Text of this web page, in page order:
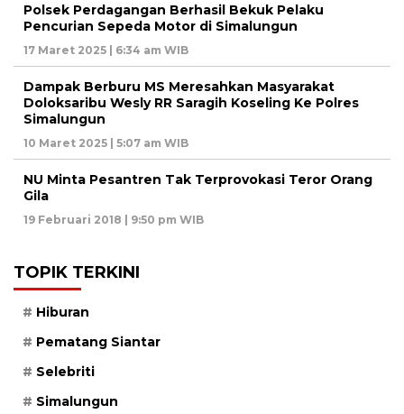
Polsek Perdagangan Berhasil Bekuk Pelaku
Pencurian Sepeda Motor di Simalungun
17 Maret 2025 | 6:34 am WIB
Dampak Berburu MS Meresahkan Masyarakat
Doloksaribu Wesly RR Saragih Koseling Ke Polres
Simalungun
10 Maret 2025 | 5:07 am WIB
NU Minta Pesantren Tak Terprovokasi Teror Orang
Gila
19 Februari 2018 | 9:50 pm WIB
TOPIK TERKINI
Hiburan
Pematang Siantar
Selebriti
Simalungun